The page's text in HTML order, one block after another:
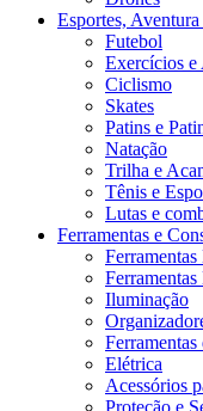
Esportes,
Futebol
Exercícios e
Ciclismo
Skates
Patins e
Natação
Trilha e
Tênis e
Lutas e
Ferramentas e
Iluminação
Elétrica
Acessórios
Proteção e